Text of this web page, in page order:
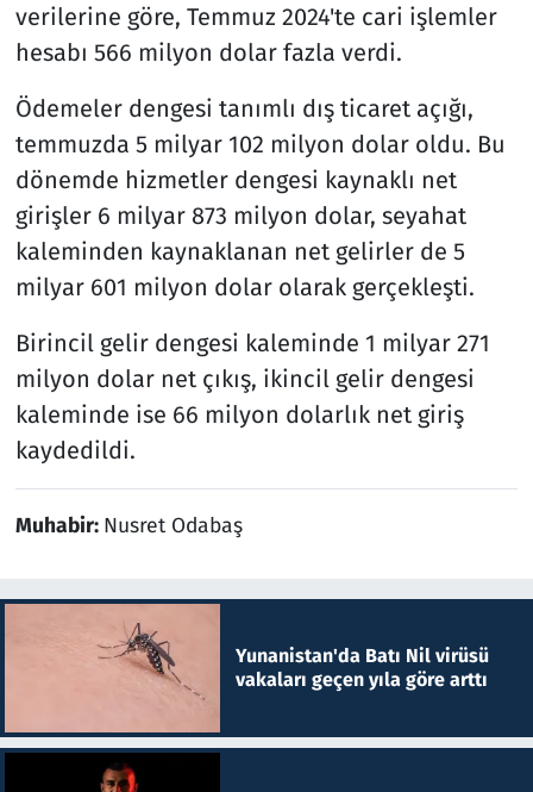
verilerine göre, Temmuz 2024'te cari işlemler
hesabı 566 milyon dolar fazla verdi.
Ödemeler dengesi tanımlı dış ticaret açığı,
temmuzda 5 milyar 102 milyon dolar oldu. Bu
dönemde hizmetler dengesi kaynaklı net
girişler 6 milyar 873 milyon dolar, seyahat
kaleminden kaynaklanan net gelirler de 5
milyar 601 milyon dolar olarak gerçekleşti.
Birincil gelir dengesi kaleminde 1 milyar 271
milyon dolar net çıkış, ikincil gelir dengesi
kaleminde ise 66 milyon dolarlık net giriş
kaydedildi.
Muhabir: Nusret Odabaş
Yunanistan'da Batı Nil virüsü
vakaları geçen yıla göre arttı
Spor
Televizyon